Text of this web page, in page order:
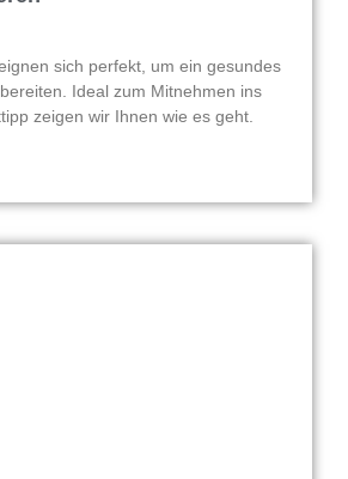
sich perfekt, um ein gesundes
Ideal zum Mitnehmen ins
zeigen wir Ihnen wie es geht.